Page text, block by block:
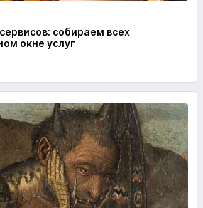
собираем всех
окне услуг